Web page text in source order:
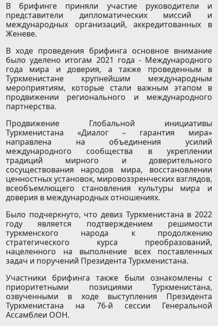
В брифинге приняли участие руководители и
представители дипломатических миссий и
международных организаций, аккредитованных в
Женеве.
В ходе проведения брифинга основное внимание
было уделено итогам 2021 года - Международного
года мира и доверия, а также проведенным в
Туркменистане крупнейшим международным
мероприятиям, которые стали важным этапом в
продвижении регионального и международного
партнерства.
Продвижение Глобальной инициативы
Туркменистана «Диалог – гарантия мира»
направлена на объединения усилий
международного сообщества в укреплении
традиций мирного и доверительного
сосуществования народов мира, восстановлении
ценностных установок, мировоззренческих взглядов,
всеобъемлющего становления культуры мира и
доверия в международных отношениях.
Было подчеркнуто, что девиз Туркменистана в 2022
году является подтверждением решимости
туркменского народа к продолжению
стратегического курса преобразований,
нацеленного на выполнение всех поставленных
задач и поручений Президента Туркменистана.
Участники брифинга также были ознакомлены с
приоритетными позициями Туркменистана,
озвученными в ходе выступления Президента
Туркменистана на 76-й сессии Генеральной
Ассамблеи ООН.